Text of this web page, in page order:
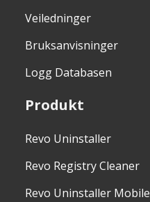
Veiledninger
Bruksanvisninger
Logg Databasen
Produkt
Revo Uninstaller
Revo Registry Cleaner
Revo Uninstaller Mobile